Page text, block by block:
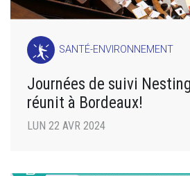
SANTÉ-ENVIRONNEMENT
Journées de suivi
réunit à Bordeaux!
LUN 22 AVR 2024